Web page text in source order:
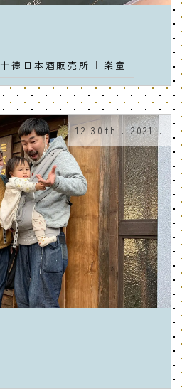
十徳日本酒販売所 |楽童
12 30th . 2021 .